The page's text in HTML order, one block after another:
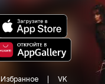
Избранное
VK